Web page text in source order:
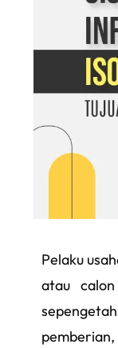
Pelaku
atau